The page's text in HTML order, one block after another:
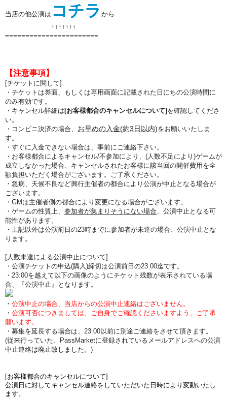
当店の他公演は コチラ から
↑↑ ↑↑ ↑↑ ↑
=======================
【注意事項】
[チケットに関して]
・チケットは券面、もしくは専用画面に記載された日にちの公演時間に
のみ有効です。
・キャンセル詳細は [お客様都合のキャンセルについて] を確認してくださ
い。
・コンビニ決済の場合、 お早めの入金(約3日以内)をお願いいたしま
す。
・すぐに入金できない場合は、事前にご連絡下さい。
・お客様都合によるキャンセル/不参加により、(人数不足により)ゲームが
成立しなかった場合、キャンセルされたお客様に該当回の開催費用を全
額負担いただく場合がございます。ご了承ください。
・急病、天候不良など興行主催者の都合により公演が中止となる場合が
ございます。
・GMは主催者側の都合により変更になる場合がございます。
・ゲームの性質上、 参加者が集まりそうにない場合、公演中止となる可
能性があります。
・上記以外は公演前日の23時までに参加者が未達の場合、公演中止とな
ります。
[人数未達による公演中止について]
・公演チケットの申込(購入)締切は公演前日の23:00迄です。
・23:00を越えて以下の画像のようにチケット残数が表示されている場
合、『公演中止』となります。
・ 公演中止の場合、当店からの公演中止連絡はございません。
・ 公演可否につきましては、ご自身でご確認くださいますよう、ご了承
願います。
・募集を延長する場合は、23:00以前に別途ご連絡をさせて頂きます。
(従来行っていた、PassMarketに登録されているメールアドレスへの公演
中止連絡は廃止致しました。)
[お客様都合のキャンセルについて]
公演日に対してキャンセル連絡をしていただいた日時により変動いたし
ます。